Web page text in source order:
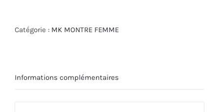
KORS
Catégorie : MK MONTRE FEMME
Informations complémentaires